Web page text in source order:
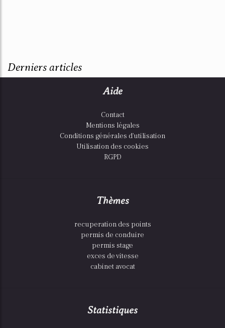
Derniers articles
Aide
Contact
Mentions légales
Conditions générales d'utilisation
Utilisation des cookies
RGPD
Thèmes
recuperation des points
permis de conduire
permis stage
exces de vitesse
cabinet avocat
Statistiques